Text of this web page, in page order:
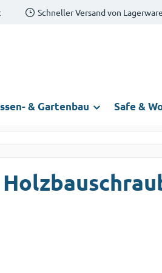
Schneller Versand von Lagerware
& Gartenbau Safe &